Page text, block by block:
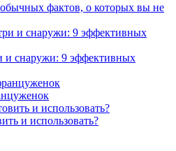
фактов, о которых вы не
и снаружи: 9 эффективных
и использовать?